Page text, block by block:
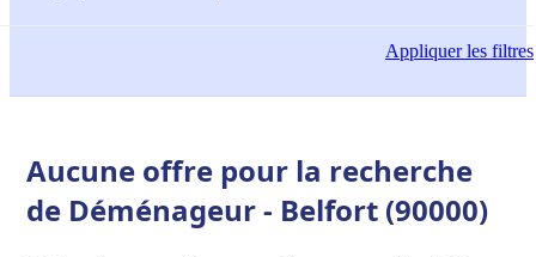
Appliquerles filtres
Aucune offre pour la recherche
de Déménageur - Belfort (90000)